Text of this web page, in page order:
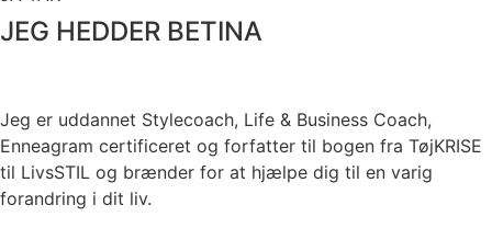
JEG HEDDER BETINA
Jeg er uddannet Stylecoach, Life & Business Coach,
Enneagram certificeret og forfatter til bogen fra TøjKRISE
til LivsSTIL og brænder for at hjælpe dig til en varig
forandring i dit liv.